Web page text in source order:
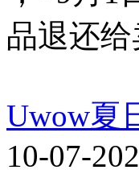
品退还
Uwow夏
10-07-